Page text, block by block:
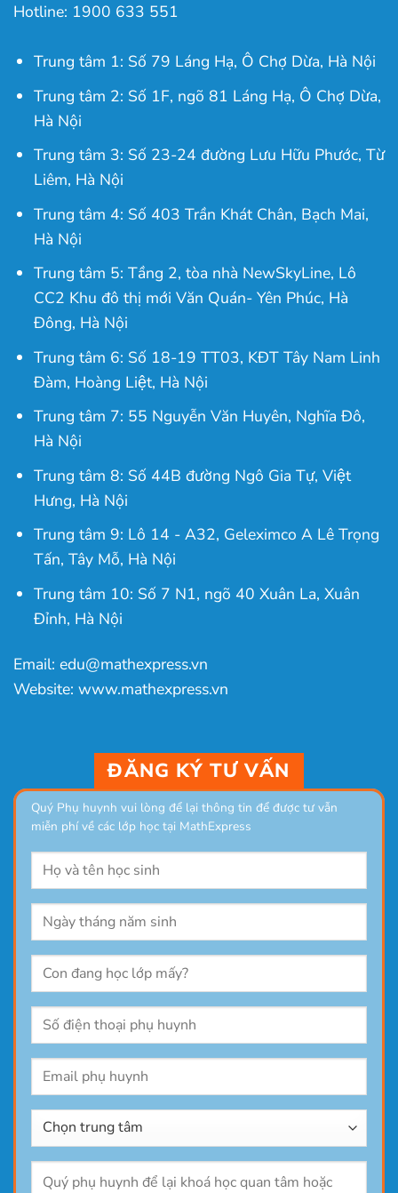
Hotline: 1900 633 551
Trung tâm 1: Số 79 Láng Hạ, Ô Chợ Dừa, Hà Nội
Trung tâm 2: Số 1F, ngõ 81 Láng Hạ, Ô Chợ Dừa,
Hà Nội
Trung tâm 3: Số 23-24 đường Lưu Hữu Phước, Từ
Liêm, Hà Nội
Trung tâm 4: Số 403 Trần Khát Chân, Bạch Mai,
Hà Nội
Trung tâm 5: Tầng 2, tòa nhà NewSkyLine, Lô
CC2 Khu đô thị mới Văn Quán- Yên Phúc, Hà
Đông, Hà Nội
Trung tâm 6: Số 18-19 TT03, KĐT Tây Nam Linh
Đàm, Hoàng Liệt, Hà Nội
Trung tâm 7: 55 Nguyễn Văn Huyên, Nghĩa Đô,
Hà Nội
Trung tâm 8: Số 44B đường Ngô Gia Tự, Việt
Hưng, Hà Nội
Trung tâm 9: Lô 14 - A32, Geleximco A Lê Trọng
Tấn, Tây Mỗ, Hà Nội
Trung tâm 10: Số 7 N1, ngõ 40 Xuân La, Xuân
Đỉnh, Hà Nội
Email: edu@mathexpress.vn
Website: www.mathexpress.vn
ĐĂNG KÝ TƯ VẤN
Quý Phụ huynh vui lòng để lại thông tin để được tư vẫn
miễn phí về các lớp học tại MathExpress